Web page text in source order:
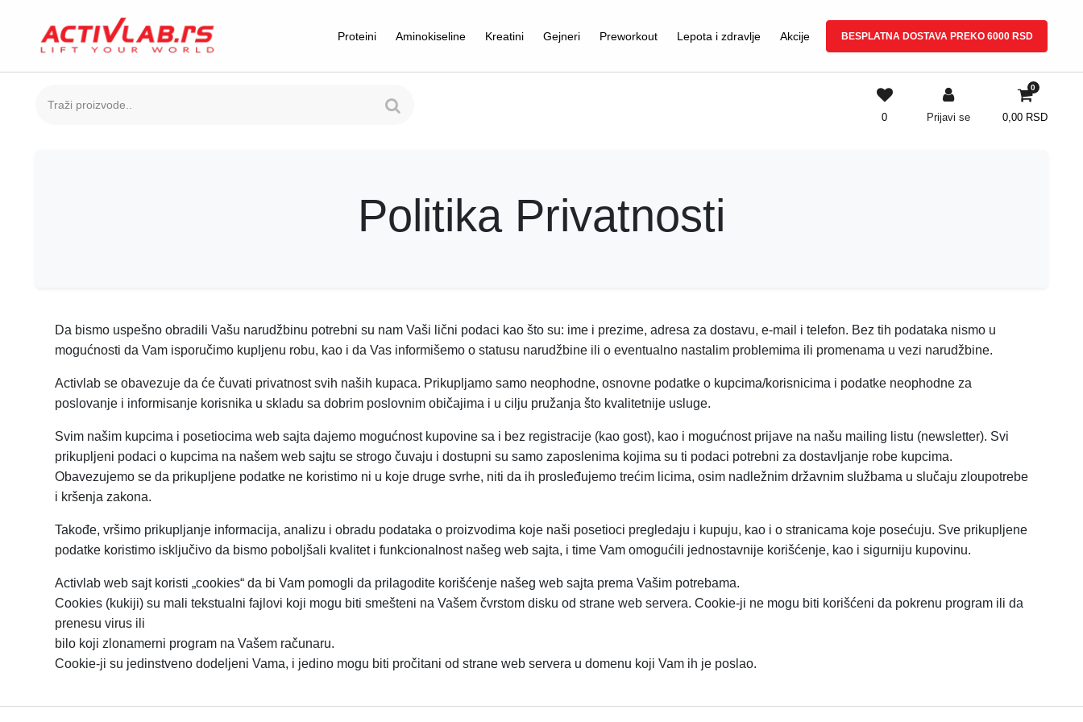
Proteini Aminokiseline Kreatini Gejneri Preworkout Lepota i zdravlje Akcije BESPLATNA DOSTAVA PREKO 6000 RSD
0 Prijavi se
0
0,00 RSD
Politika Privatnosti
Da bismo uspešno obradili Vašu narudžbinu potrebni su nam Vaši lični podaci kao što su: ime i prezime, adresa za dostavu, e-mail i telefon. Bez tih podataka nismo u
mogućnosti da Vam isporučimo kupljenu robu, kao i da Vas informišemo o statusu narudžbine ili o eventualno nastalim problemima ili promenama u vezi narudžbine.
Activlab se obavezuje da će čuvati privatnost svih naših kupaca. Prikupljamo samo neophodne, osnovne podatke o kupcima/korisnicima i podatke neophodne za
poslovanje i informisanje korisnika u skladu sa dobrim poslovnim običajima i u cilju pružanja što kvalitetnije usluge.
Svim našim kupcima i posetiocima web sajta dajemo mogućnost kupovine sa i bez registracije (kao gost), kao i mogućnost prijave na našu mailing listu (newsletter). Svi
prikupljeni podaci o kupcima na našem web sajtu se strogo čuvaju i dostupni su samo zaposlenima kojima su ti podaci potrebni za dostavljanje robe kupcima.
Obavezujemo se da prikupljene podatke ne koristimo ni u koje druge svrhe, niti da ih prosleđujemo trećim licima, osim nadležnim državnim službama u slučaju zloupotrebe
i kršenja zakona.
Takođe, vršimo prikupljanje informacija, analizu i obradu podataka o proizvodima koje naši posetioci pregledaju i kupuju, kao i o stranicama koje posećuju. Sve prikupljene
podatke koristimo isključivo da bismo poboljšali kvalitet i funkcionalnost našeg web sajta, i time Vam omogućili jednostavnije korišćenje, kao i sigurniju kupovinu.
Activlab web sajt koristi „cookies“ da bi Vam pomogli da prilagodite korišćenje našeg web sajta prema Vašim potrebama.
Cookies (kukiji) su mali tekstualni fajlovi koji mogu biti smešteni na Vašem čvrstom disku od strane web servera. Cookie-ji ne mogu biti korišćeni da pokrenu program ili da
prenesu virus ili
bilo koji zlonamerni program na Vašem računaru.
Cookie-ji su jedinstveno dodeljeni Vama, i jedino mogu biti pročitani od strane web servera u domenu koji Vam ih je poslao.